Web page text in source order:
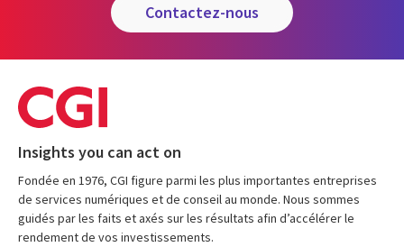
contactez-nous
Insights you can act on
Fondée en 1976, CGI figure parmi les plus importantes entreprises
de services numériques et de conseil au monde. Nous sommes
guidés par les faits et axés sur les résultats afin d’accélérer le
rendement de vos investissements.